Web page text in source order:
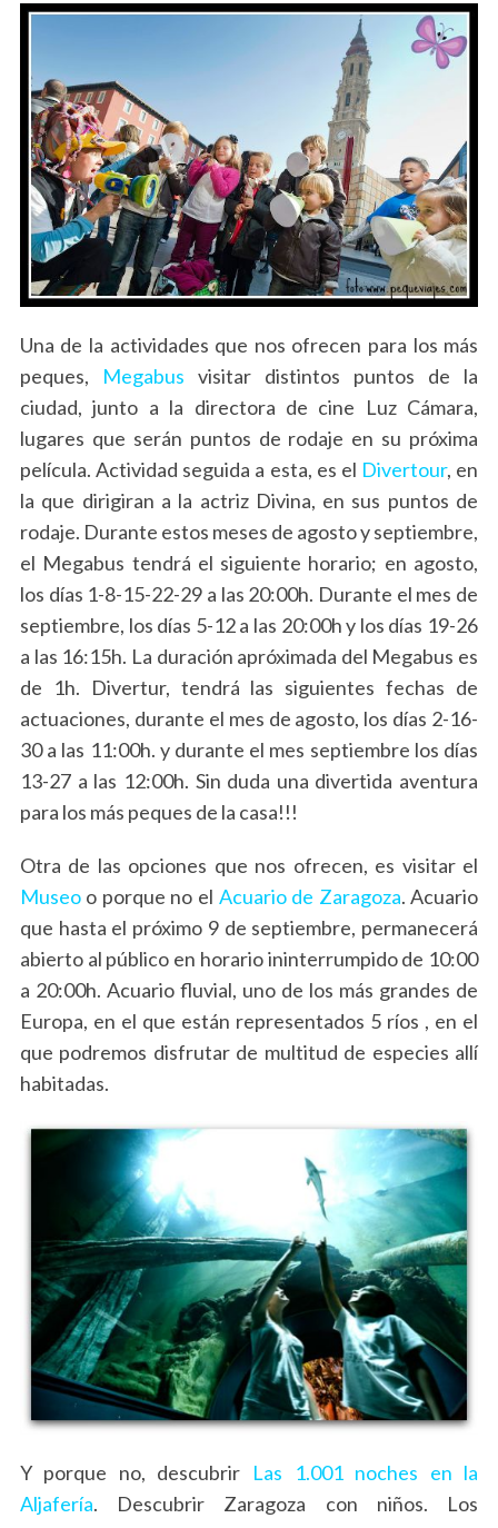
Una de la actividades que nos ofrecen para los más
peques, Megabus visitar distintos puntos de la
ciudad, junto a la directora de cine Luz Cámara,
lugares que serán puntos de rodaje en su próxima
película. Actividad seguida a esta, es el Divertour, en
la que dirigiran a la actriz Divina, en sus puntos de
rodaje. Durante estos meses de agosto y septiembre,
el Megabus tendrá el siguiente horario; en agosto,
los días 1-8-15-22-29 a las 20:00h. Durante el mes de
septiembre, los días 5-12 a las 20:00h y los días 19-26
a las 16:15h. La duración apróximada del Megabus es
de 1h. Divertur, tendrá las siguientes fechas de
actuaciones, durante el mes de agosto, los días 2-16-
30 a las 11:00h. y durante el mes septiembre los días
13-27 a las 12:00h. Sin duda una divertida aventura
para los más peques de la casa!!!
Otra de las opciones que nos ofrecen, es visitar el
Museoo porque no el Acuario de Zaragoza. Acuario
que hasta el próximo 9 de septiembre, permanecerá
abierto al público en horario ininterrumpido de 10:00
a 20:00h. Acuario fluvial, uno de los más grandes de
Europa, en el que están representados 5 ríos , en el
que podremos disfrutar de multitud de especies allí
habitadas.
Y porque no, descubrir Las 1.001 noches en la
Aljafería. Descubrir Zaragoza con niños. Los
S
e
r
o
r